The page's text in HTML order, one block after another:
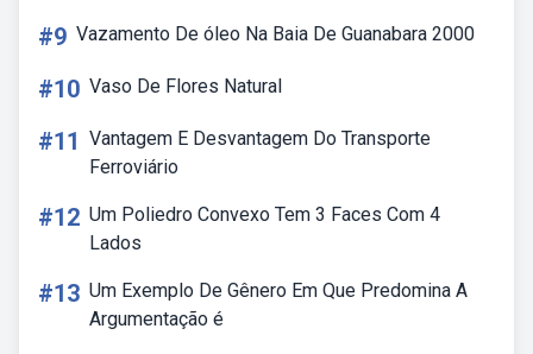
#9 Vazamento De óleo Na Baia De Guanabara 2000
#10 Vaso De Flores Natural
#11 Vantagem E Desvantagem Do Transporte
Ferroviário
#12 Um Poliedro Convexo Tem 3 Faces Com 4
Lados
#13 Um Exemplo De Gênero Em Que Predomina A
Argumentação é